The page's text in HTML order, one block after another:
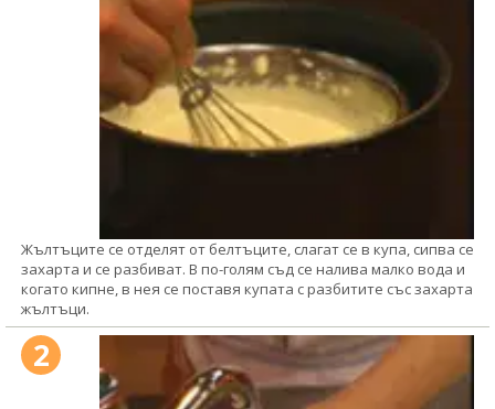
Жълтъците се отделят от белтъците, слагат се в купа, сипва се
захарта и се разбиват. В по-голям съд се налива малко вода и
когато кипне, в нея се поставя купата с разбитите със захарта
жълтъци.
2